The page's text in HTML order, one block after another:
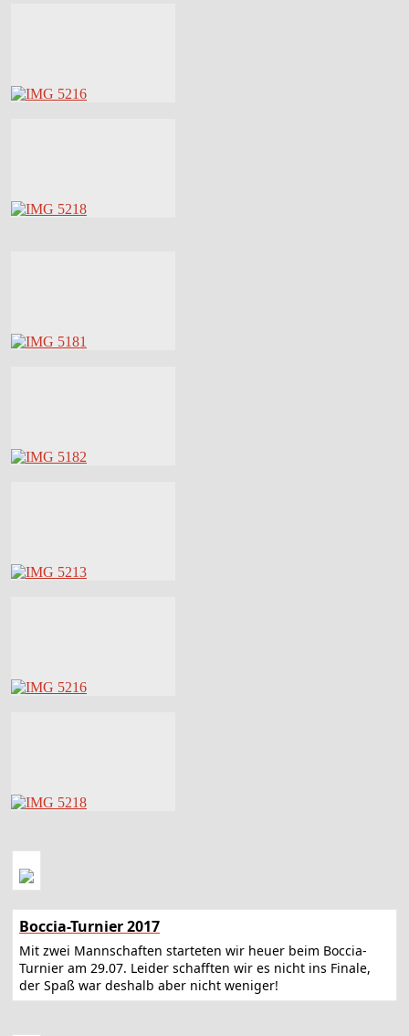
Boccia-Turnier 2017
Mit zwei Mannschaften starteten wir heuer beim Boccia-
Turnier am 29.07. Leider schafften wir es nicht ins Finale,
der Spaß war deshalb aber nicht weniger!